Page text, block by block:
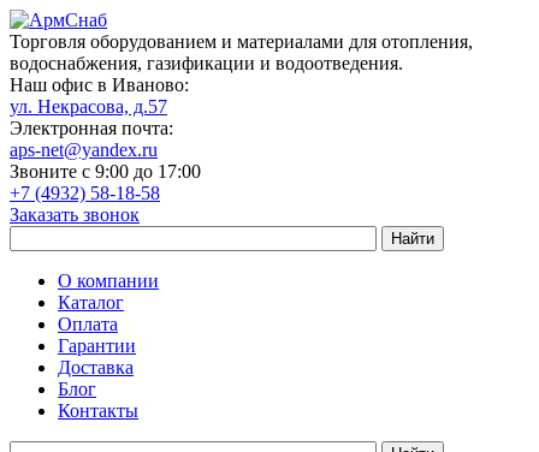
Торговля оборудованием и материалами для отопления,
водоснабжения, газификации и водоотведения.
Наш офис в Иваново:
ул. Некрасова, д.57
Электронная почта:
aps-net@yandex.ru
Звоните с 9:00 до 17:00
+7 (4932) 58-18-58
Заказать звонок
О компании
Каталог
Оплата
Гарантии
Доставка
Блог
Контакты